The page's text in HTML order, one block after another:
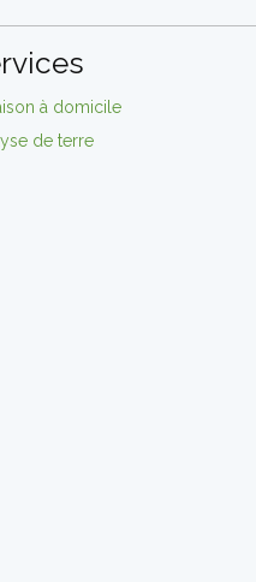
à domicile
de terre